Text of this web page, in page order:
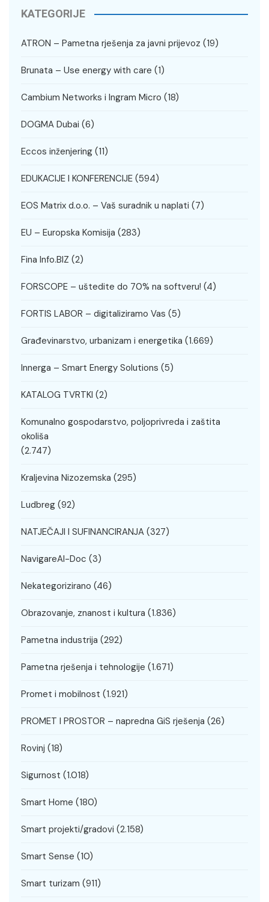
KATEGORIJE
ATRON – Pametna rješenja za javni prijevoz (19)
Brunata – Use energy with care (1)
Cambium Networks i Ingram Micro (18)
DOGMA Dubai (6)
Eccos inženjering (11)
EDUKACIJE I KONFERENCIJE (594)
EOS Matrix d.o.o. – Vaš suradnik u naplati (7)
EU – Europska Komisija (283)
Fina Info.BIZ (2)
FORSCOPE – uštedite do 70% na softveru! (4)
FORTIS LABOR – digitaliziramo Vas (5)
Građevinarstvo, urbanizam i energetika (1.669)
Innerga – Smart Energy Solutions (5)
KATALOG TVRTKI (2)
Komunalno gospodarstvo, poljoprivreda i zaštita
okoliša
(2.747)
Kraljevina Nizozemska (295)
Ludbreg (92)
NATJEČAJI I SUFINANCIRANJA (327)
NavigareAI-Doc (3)
Nekategorizirano (46)
Obrazovanje, znanost i kultura (1.836)
Pametna industrija (292)
Pametna rješenja i tehnologije (1.671)
Promet i mobilnost (1.921)
PROMET I PROSTOR – napredna GiS rješenja (26)
Rovinj (18)
Sigurnost (1.018)
Smart Home (180)
Smart projekti/gradovi (2.158)
Smart Sense (10)
Smart turizam (911)